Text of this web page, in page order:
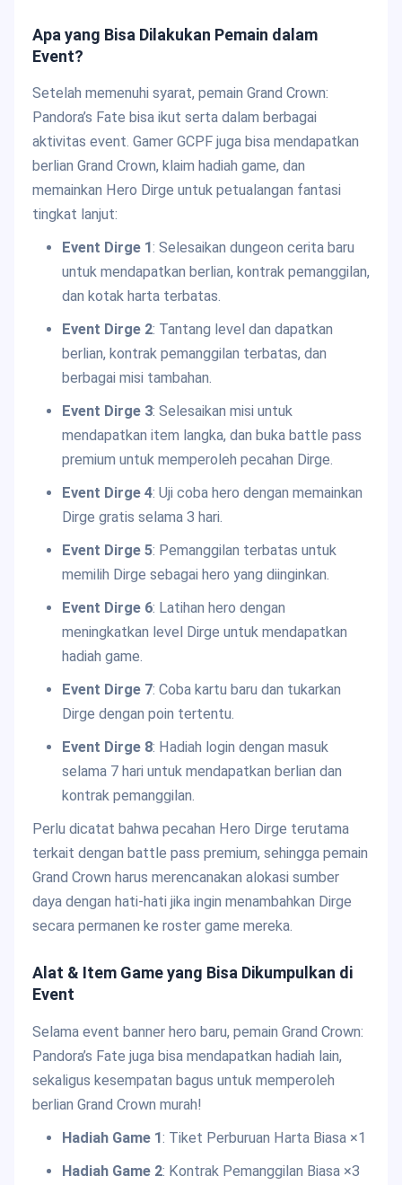
Apa yang Bisa Dilakukan Pemain dalam
Event?
Setelah memenuhi syarat, pemain Grand Crown:
Pandora’s Fate bisa ikut serta dalam berbagai
aktivitas event. Gamer GCPF juga bisa mendapatkan
berlian Grand Crown, klaim hadiah game, dan
memainkan Hero Dirge untuk petualangan fantasi
tingkat lanjut:
Event Dirge 1: Selesaikan dungeon cerita baru
untuk mendapatkan berlian, kontrak pemanggilan,
dan kotak harta terbatas.
Event Dirge 2: Tantang level dan dapatkan
berlian, kontrak pemanggilan terbatas, dan
berbagai misi tambahan.
Event Dirge 3: Selesaikan misi untuk
mendapatkan item langka, dan buka battle pass
premium untuk memperoleh pecahan Dirge.
Event Dirge 4: Uji coba hero dengan memainkan
Dirge gratis selama 3 hari.
Event Dirge 5: Pemanggilan terbatas untuk
memilih Dirge sebagai hero yang diinginkan.
Event Dirge 6: Latihan hero dengan
meningkatkan level Dirge untuk mendapatkan
hadiah game.
Event Dirge 7: Coba kartu baru dan tukarkan
Dirge dengan poin tertentu.
Event Dirge 8: Hadiah login dengan masuk
selama 7 hari untuk mendapatkan berlian dan
kontrak pemanggilan.
Perlu dicatat bahwa pecahan Hero Dirge terutama
terkait dengan battle pass premium, sehingga pemain
Grand Crown harus merencanakan alokasi sumber
daya dengan hati-hati jika ingin menambahkan Dirge
secara permanen ke roster game mereka.
Alat & Item Game yang Bisa Dikumpulkan di
Event
Selama event banner hero baru, pemain Grand Crown:
Pandora’s Fate juga bisa mendapatkan hadiah lain,
sekaligus kesempatan bagus untuk memperoleh
berlian Grand Crown murah!
Hadiah Game 1: Tiket Perburuan Harta Biasa ×1
Hadiah Game 2: Kontrak Pemanggilan Biasa ×3